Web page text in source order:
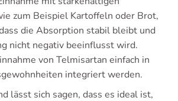
zum Beispiel Kartoffeln oder Brot,
die Absorption stabil bleibt und
nicht negativ beeinflusst wird.
von Telmisartan einfach in
integriert werden.
lässt sich sagen, dass es ideal ist,